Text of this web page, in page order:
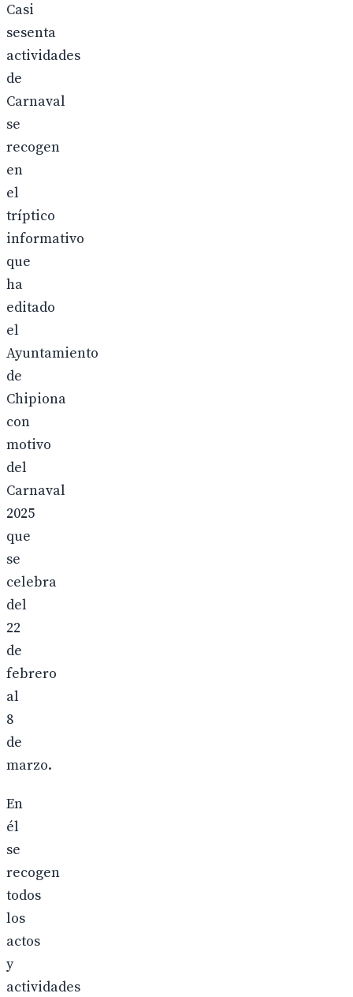
Casi
sesenta
actividades
de
Carnaval
se
recogen
en
el
tríptico
informativo
que
ha
editado
el
Ayuntamiento
de
Chipiona
con
motivo
del
Carnaval
2025
que
se
celebra
del
22
de
febrero
al
8
de
marzo.
En
él
se
recogen
todos
los
actos
y
actividades